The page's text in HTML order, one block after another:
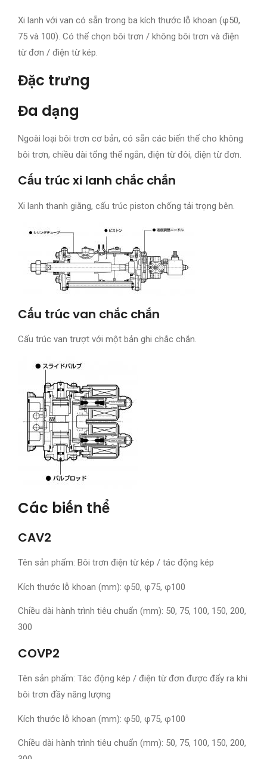
Xi lanh với van có sẵn trong ba kích thước lỗ khoan (φ50,
75 và 100). Có thể chọn bôi trơn / không bôi trơn và điện
từ đơn / điện từ kép.
Đặc trưng
Đa dạng
Ngoài loại bôi trơn cơ bản, có sẵn các biến thể cho không
bôi trơn, chiều dài tổng thể ngắn, điện từ đôi, điện từ đơn.
Cấu trúc xi lanh chắc chắn
Xi lanh thanh giằng, cấu trúc piston chống tải trọng bên.
Cấu trúc van chắc chắn
Cấu trúc van trượt với một bản ghi chắc chắn.
Các biến thể
CAV2
Tên sản phẩm: Bôi trơn điện từ kép / tác động kép
Kích thước lỗ khoan (mm): φ50, φ75, φ100
Chiều dài hành trình tiêu chuẩn (mm): 50, 75, 100, 150, 200,
300
COVP2
Tên sản phẩm: Tác động kép / điện từ đơn được đẩy ra khi
bôi trơn đầy năng lượng
Kích thước lỗ khoan (mm): φ50, φ75, φ100
Chiều dài hành trình tiêu chuẩn (mm): 50, 75, 100, 150, 200,